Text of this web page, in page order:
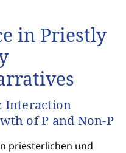
in Priestly
Interaction
of P and Non-P
priesterlichen und